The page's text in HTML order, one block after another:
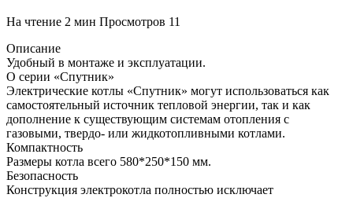
На чтение 2 мин Просмотров 11
Описание
Удобный в монтаже и эксплуатации.
О серии «Спутник»
Электрические котлы «Спутник» могут использоваться как
самостоятельный источник тепловой энергии, так и как
дополнение к существующим системам отопления с
газовыми, твердо- или жидкотопливными котлами.
Компактность
Размеры котла всего 580*250*150 мм.
Безопасность
Конструкция электрокотла полностью исключает